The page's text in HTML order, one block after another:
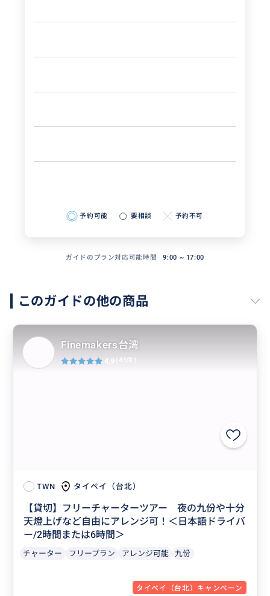
予約可能 要相談 予約不可
ガイドのプラン対応可能時間 9:00 ~ 17:00
このガイドの他の商品
TWN タイペイ（台北）
【貸切】フリーチャーターツアー 夜の九份や十分
天燈上げなど自由にアレンジ可！＜日本語ドライバ
ー/2時間または6時間＞
チャーター フリープラン アレンジ可能 九份
タイペイ（台北）キャンペーン
Finemakers台湾
4.9 (45件)